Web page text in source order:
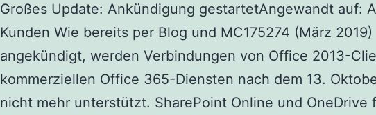
Großes Update: Ankündigung gestartetAngewandt auf:
Kunden Wie bereits per Blog und MC175274 (März 2019)
angekündigt, werden Verbindungen von Office 2013-
kommerziellen Office 365-Diensten nach dem 13.
nicht mehr unterstützt. SharePoint Online und OneDrive